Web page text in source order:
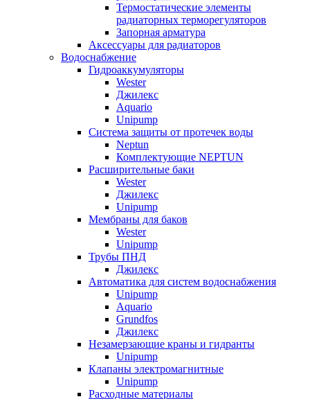
Термостатические элементы
радиаторных терморегуляторов
Запорная арматура
Аксессуары для радиаторов
Водоснабжение
Гидроаккумуляторы
Wester
Джилекс
Aquario
Unipump
Система защиты от протечек воды
Neptun
Комплектующие NEPTUN
Расширительные баки
Wester
Джилекс
Unipump
Мембраны для баков
Wester
Unipump
Трубы ПНД
Джилекс
Автоматика для систем водоснабжения
Unipump
Aquario
Grundfos
Джилекс
Незамерзающие краны и гидранты
Unipump
Клапаны электромагнитные
Unipump
Расходные материалы